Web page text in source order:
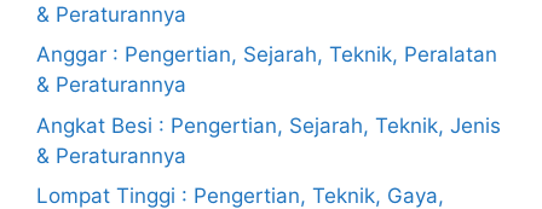
& Peraturannya
Anggar : Pengertian, Sejarah, Teknik, Peralatan
& Peraturannya
Angkat Besi : Pengertian, Sejarah, Teknik, Jenis
& Peraturannya
Lompat Tinggi : Pengertian, Teknik, Gaya,